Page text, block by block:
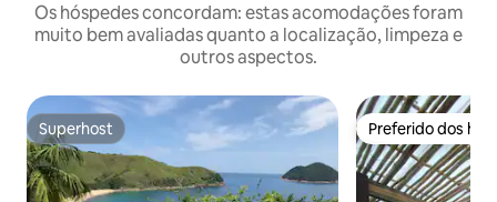
Os hóspedes concordam: estas acomodações foram
muito bem avaliadas quanto a localização, limpeza e
outros aspectos.
Superhost
Superhost Preferido dos
Preferido dos